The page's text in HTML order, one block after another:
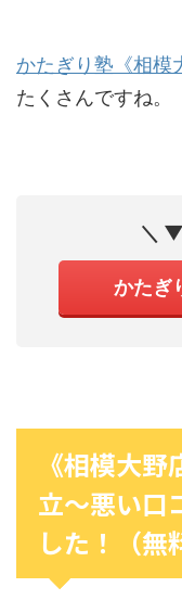
かたぎり塾《相模
たくさんですね。
＼
かたぎ
《相模大
立〜悪い口
した！（無